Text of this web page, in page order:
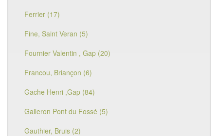
Ferrier (17)
Fine, Saint Veran (5)
Fournier Valentin , Gap (20)
Francou, Briançon (6)
Gache Henri ,Gap (84)
Galleron Pont du Fossé (5)
Gauthier, Bruis (2)